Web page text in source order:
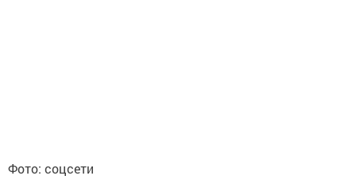
Фото: соцсети